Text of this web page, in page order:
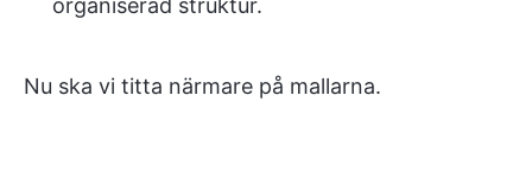
organiserad struktur.
Nu ska vi titta närmare på mallarna.